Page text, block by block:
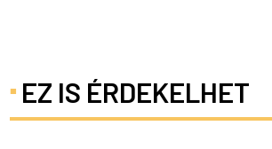
EZ IS ÉRDEKELHET